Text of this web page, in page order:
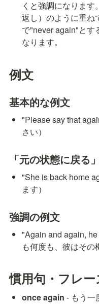
くと強調になりま
返し）のように重ね
で"never again"とす
なります。
例文
基本的な例文
"Please say that
さい）
「元の状態に戻る
"She is back home
ます）
強調の例文
"Again and again,
も何度も、彼はその
慣用句・フレ
once again - もう一